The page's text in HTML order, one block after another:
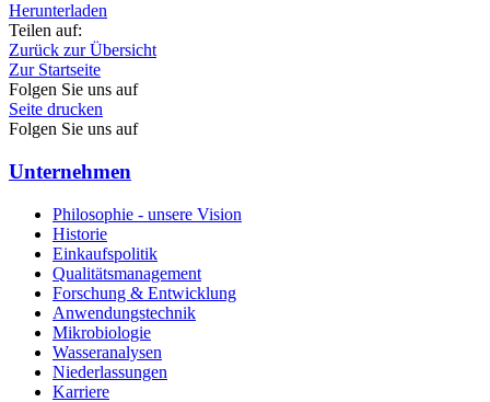
Herunterladen
Teilen auf:
Zurück zur Übersicht
Zur Startseite
Folgen Sie uns auf
Seite drucken
Folgen Sie uns auf
Unternehmen
Philosophie - unsere Vision
Historie
Einkaufspolitik
Qualitätsmanagement
Forschung & Entwicklung
Anwendungstechnik
Mikrobiologie
Wasseranalysen
Niederlassungen
Karriere